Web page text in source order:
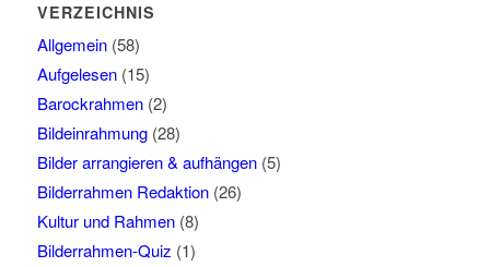
VERZEICHNIS
Allgemein(58)
Aufgelesen(15)
Barockrahmen(2)
Bildeinrahmung(28)
Bilder arrangieren & aufhängen(5)
Bilderrahmen Redaktion(26)
Kultur und Rahmen(8)
Bilderrahmen-Quiz (1)